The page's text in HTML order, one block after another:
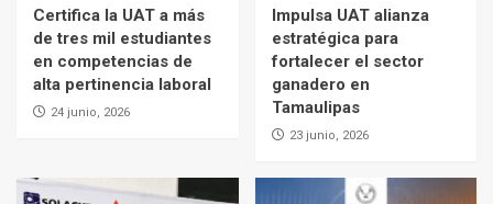
Certifica la UAT a más
de tres mil estudiantes
en competencias de
alta pertinencia laboral
24 junio, 2026
Impulsa UAT alianza
estratégica para
fortalecer el sector
ganadero en
Tamaulipas
23 junio, 2026